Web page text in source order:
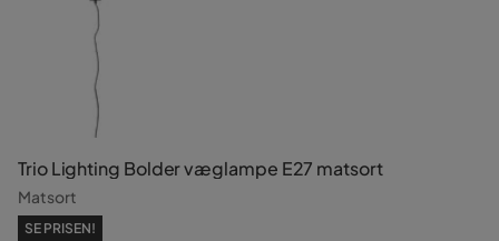
Trio Lighting Bolder væglampe E27 matsort
Matsort
SE PRISEN!